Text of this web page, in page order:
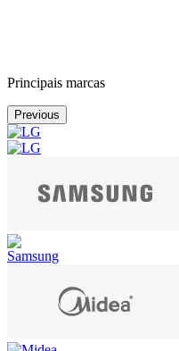
Principais marcas
Previous